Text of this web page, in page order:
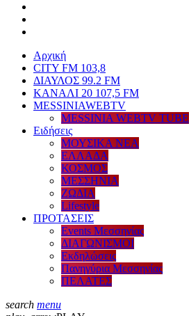
Αρχική
CITY FM 103,8
ΔΙΑΥΛΟΣ 99.2 FM
ΚΑΝΑΛΙ 20 107,5 FM
MESSINIAWEBTV
MESSINIA WEBTV TUBE
Eιδήσεις
ΜΟΥΣΙΚΑ ΝΕΑ
ΕΛΛΑΔΑ
ΚΟΣΜΟΣ
ΜΕΣΣΗΝΙΑ
ΖΩΔΙΑ
Lifestyle
ΠΡΟΤΑΣΕΙΣ
Events Μεσσηνίας
ΔΙΑΓΩΝΙΣΜΟΙ
Εκδηλώσεις
Πανηγύρια Μεσσηνίας
ΠΕΛΑΤΕΣ
search menu